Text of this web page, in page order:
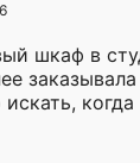
шкаф в
кухня
нет.